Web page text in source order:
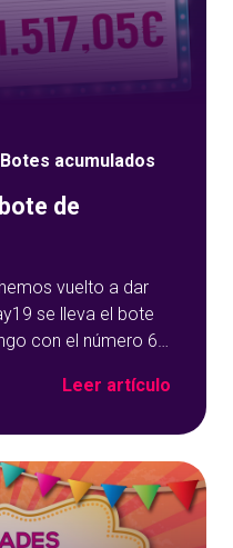
Botes acumulados
de
vuelto a dar
se lleva el bote
con el número 67
se lleva el bote de
Leer artículo